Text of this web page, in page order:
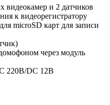
видеокамер и 2 датчиков
к видеорегистратору
microSD карт для записи
через модуль
220В/DC 12В